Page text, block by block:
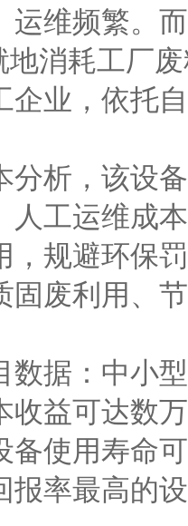
运维频繁。
地消耗工厂
企业，依托
分析，该设
人工运维成
，规避环保
固废利用、
数据：中小
收益可达数
备使用寿命
报率最高的